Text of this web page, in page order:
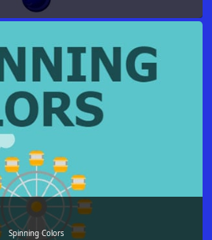
Spinning Colors